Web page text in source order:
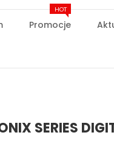
Promocje
HOT
SERIES